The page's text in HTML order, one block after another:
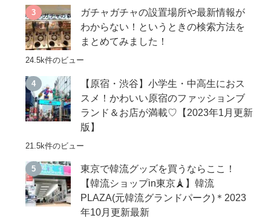
ガチャガチャの設置場所や最新情報が
わからない！というときの検索方法を
まとめてみました！
24.5k件のビュー
【原宿・渋谷】小学生・中高生におス
スメ！かわいい原宿のファッションブ
ランド＆お店が満載♡【2023年1月更新
版】
21.5k件のビュー
東京で韓流グッズを買うならここ！
【韓流ショップin東京🗼】韓流
PLAZA(元韓流グランドパーク)＊2023
年10月更新最新